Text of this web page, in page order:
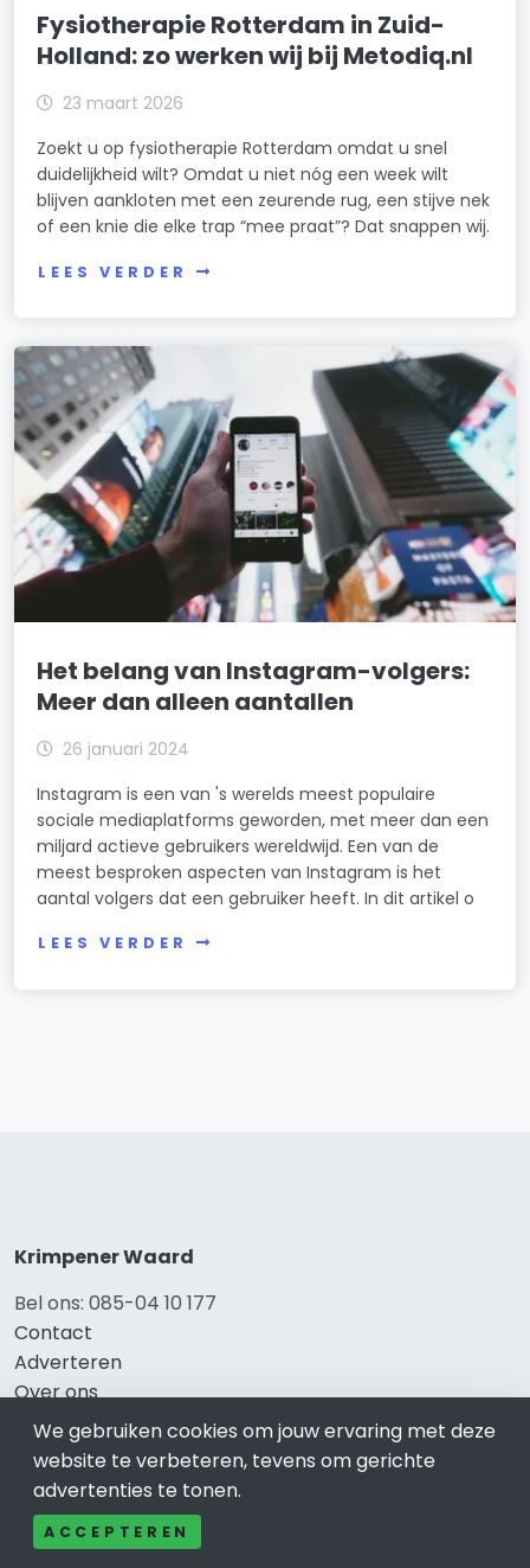
Fysiotherapie Rotterdam in Zuid-
Holland: zo werken wij bij Metodiq.nl
23 maart 2026
Zoekt u op fysiotherapie Rotterdam omdat u snel
duidelijkheid wilt? Omdat u niet nóg een week wilt
blijven aankloten met een zeurende rug, een stijve nek
of een knie die elke trap “mee praat”? Dat snappen wij.
LEES VERDER
Het belang van Instagram-volgers:
Meer dan alleen aantallen
26 januari 2024
Instagram is een van 's werelds meest populaire
sociale mediaplatforms geworden, met meer dan een
miljard actieve gebruikers wereldwijd. Een van de
meest besproken aspecten van Instagram is het
aantal volgers dat een gebruiker heeft. In dit artikel o
LEES VERDER
Krimpener Waard
Bel ons: 085-04 10 177
Contact
Adverteren
Over ons
Cookieverklaring
Avg
Privacy
We gebruiken cookies om jouw ervaring met deze
website te verbeteren, tevens om gerichte
advertenties te tonen.
ACCEPTEREN